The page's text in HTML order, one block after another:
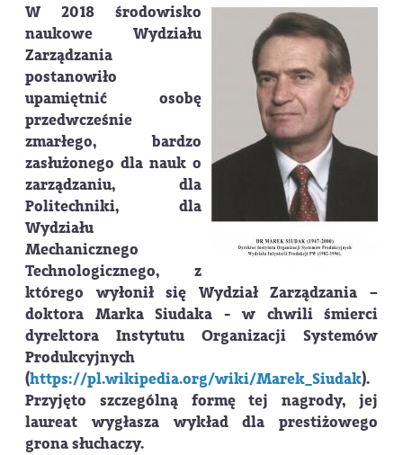
W 2018 środowisko
naukowe Wydziału
Zarządzania
postanowiło
upamiętnić osobę
przedwcześnie
zmarłego, bardzo
zasłużonego dla nauk o
zarządzaniu, dla
Politechniki, dla
Wydziału
Mechanicznego
Technologicznego, z
którego wyłonił się Wydział Zarządzania –
doktora Marka Siudaka - w chwili śmierci
dyrektora Instytutu Organizacji Systemów
Produkcyjnych
(https://pl.wikipedia.org/wiki/Marek_Siudak).
Przyjęto szczególną formę tej nagrody, jej
laureat wygłasza wykład dla prestiżowego
grona słuchaczy.